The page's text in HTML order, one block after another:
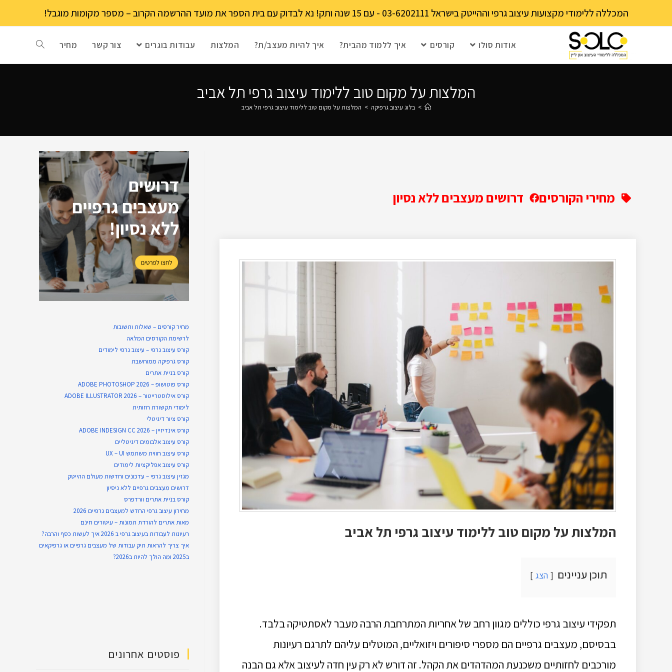
המכללה ללימודי מקצועות עיצוב גרפי וההייטק בישראל 03-6202111 - עם 15 שנה ותק! נא לבדוק עם בית הספר את מועד ההרשמה הקרוב – מספר מקומות מוגבל!
אודות סולו קורסים איך ללמוד מהבית? איך להיות מעצב/ת? המלצות עבודות בוגרים צור קשר מחיר
המלצות על מקום טוב ללימוד עיצוב גרפי תל אביב
> בלוג עיצוב גרפיקה > המלצות על מקום טוב ללימוד עיצוב גרפי תל אביב
מחירי הקורסים דרושים מעצבים ללא נסיון
המלצות על מקום טוב ללימוד עיצוב גרפי תל אביב
תוכן עניינים הצג
תפקידי עיצוב גרפי כוללים מגוון רחב של אחריות המתרחבת הרבה מעבר לאסתטיקה בלבד.
בבסיסם, מעצבים גרפיים הם מספרי סיפורים ויזואליים, המוטלים עליהם לתרגם רעיונות
מורכבים לחזותיים משכנעת המהדהדים את הקהל. זה דורש לא רק עין חדה לעיצוב אלא גם הבנה
מחיר קורסים – שאלות ותשובות
לרשימת הקורסים המלאה
קורס עיצוב גרפי – עיצוב גרפי לימודים
קורס גרפיקה ממוחשבת
קורס בניית​ אתרים
קורס פוטושופ – ADOBE PHOTOSHOP 2026
קורס אילוסטרייטור – ADOBE ILLUSTRATOR 2026
לימודי תקשורת חזותית
קורס ציור דיגיטלי
קורס אינדיזיין – ADOBE INDESIGN CC 2026
קורס עיצוב אלבומים דיגיטליים
קורס עיצוב חווית משתמש UX – UI
קורס עיצוב אפליקציות לימודים
מגזין עיצוב גרפי – עדכונים וחדשות מעולם ההייטק
דרושים מעצבים גרפיים ללא ניסיון
קורס בניית אתרים וורדפרס
מחירון עיצוב גרפי החדש למעצבים גרפיים 2026
מאות אתרים להורדת תמונות – עיטורים חינם
רעיונות לעבודות בעיצוב גרפי ב 2026 איך לעשות כסף והרבה?
איך צריך להראות תיק עבודות של מעצבים גרפיים או גרפיקאים
ב2025 ומה הולך להיות ב2026?
פוסטים אחרונים